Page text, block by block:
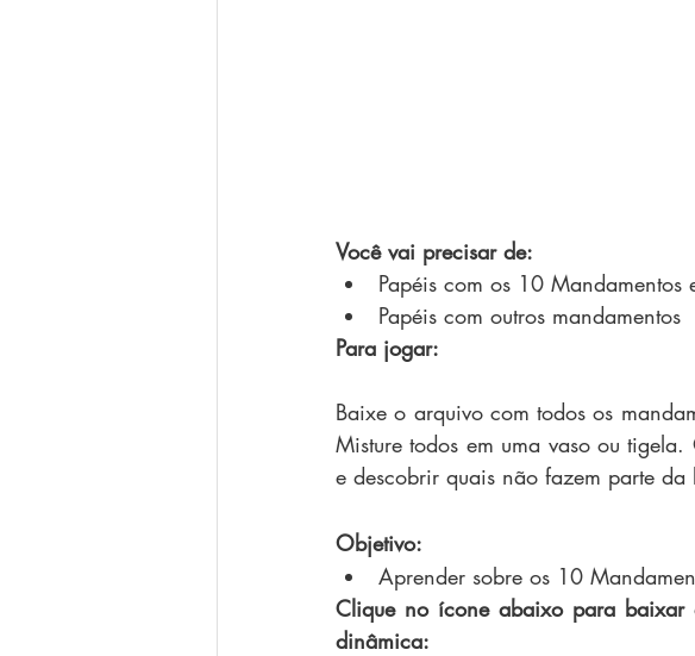
Você vai precisar de:
Papéis com os 10 Mandamentos
Papéis com outros mandamentos
Para jogar:
Baixe o arquivo com todos os
Misture todos em uma vaso ou
e descobrir quais não fazem parte da
Objetivo:
Aprender sobre os 10
Clique no ícone abaixo para baixar
dinâmica: